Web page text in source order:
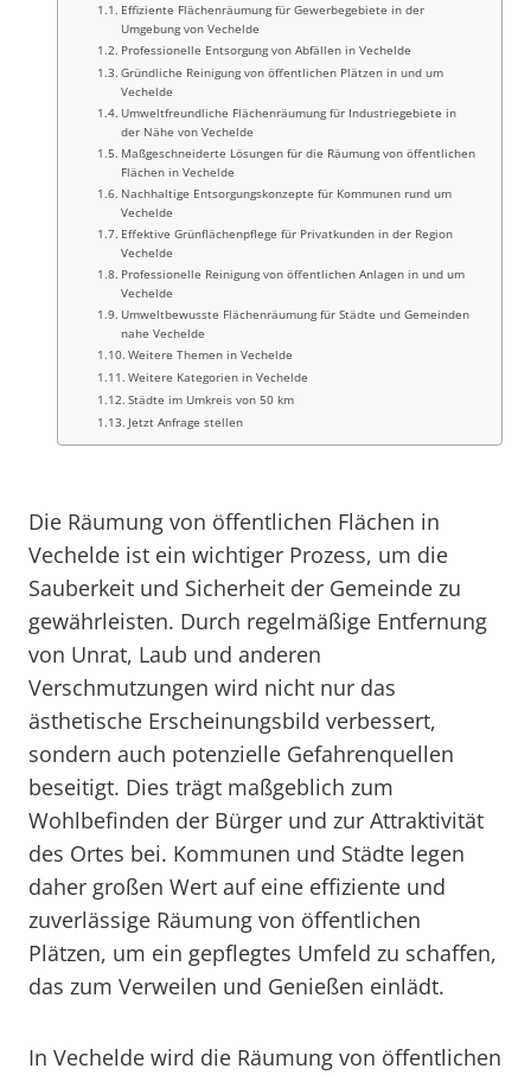
Effiziente Flächenräumung für Gewerbegebiete in der
Umgebung von Vechelde
Professionelle Entsorgung von Abfällen in Vechelde
Gründliche Reinigung von öffentlichen Plätzen in und um
Vechelde
Umweltfreundliche Flächenräumung für Industriegebiete in
der Nähe von Vechelde
Maßgeschneiderte Lösungen für die Räumung von öffentlichen
Flächen in Vechelde
Nachhaltige Entsorgungskonzepte für Kommunen rund um
Vechelde
Effektive Grünflächenpflege für Privatkunden in der Region
Vechelde
Professionelle Reinigung von öffentlichen Anlagen in und um
Vechelde
Umweltbewusste Flächenräumung für Städte und Gemeinden
nahe Vechelde
Weitere Themen in Vechelde
Weitere Kategorien in Vechelde
Städte im Umkreis von 50 km
Jetzt Anfrage stellen
Die Räumung von öffentlichen Flächen in
Vechelde ist ein wichtiger Prozess, um die
Sauberkeit und Sicherheit der Gemeinde zu
gewährleisten. Durch regelmäßige Entfernung
von Unrat, Laub und anderen
Verschmutzungen wird nicht nur das
ästhetische Erscheinungsbild verbessert,
sondern auch potenzielle Gefahrenquellen
beseitigt. Dies trägt maßgeblich zum
Wohlbefinden der Bürger und zur Attraktivität
des Ortes bei. Kommunen und Städte legen
daher großen Wert auf eine effiziente und
zuverlässige Räumung von öffentlichen
Plätzen, um ein gepflegtes Umfeld zu schaffen,
das zum Verweilen und Genießen einlädt.
In Vechelde wird die Räumung von öffentlichen